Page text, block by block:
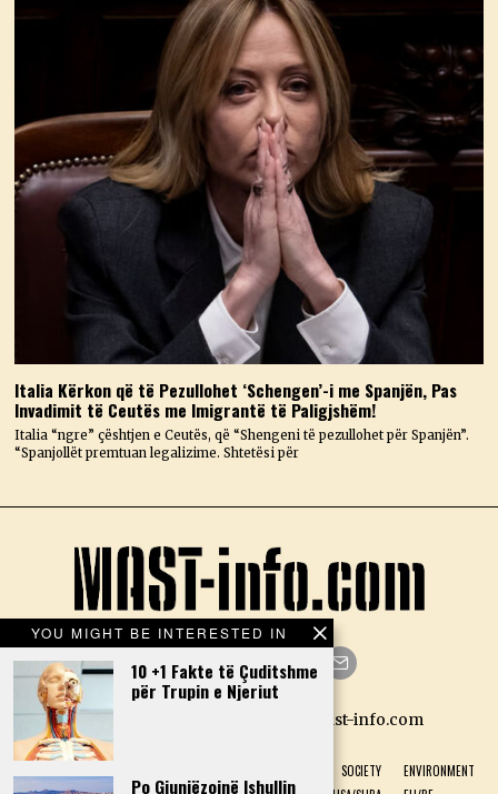
Italia Kërkon që të Pezullohet ‘Schengen’-i me Spanjën, Pas
Invadimit të Ceutës me Imigrantë të Paligjshëm!
Italia “ngre” çështjen e Ceutës, që “Shengeni të pezullohet për Spanjën”.
“Spanjollët premtuan legalizime. Shtetësi për
YOU MIGHT BE INTERESTED IN
10 +1 Fakte të Çuditshme
për Trupin e Njeriut
Po Gjunjëzojnë Ishullin
Facebook
TwitterInstagram
LinkedIn
Designed by N.D. — Copyright Mast-info.com
SOCIETY
ENVIRONMENT